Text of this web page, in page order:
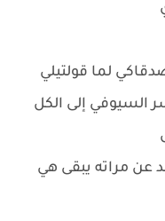
لما قولتيلي
السيوفي إلى الكل
عن مراته يبقى هي